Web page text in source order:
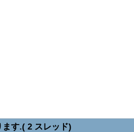
す.( 2 スレッド)